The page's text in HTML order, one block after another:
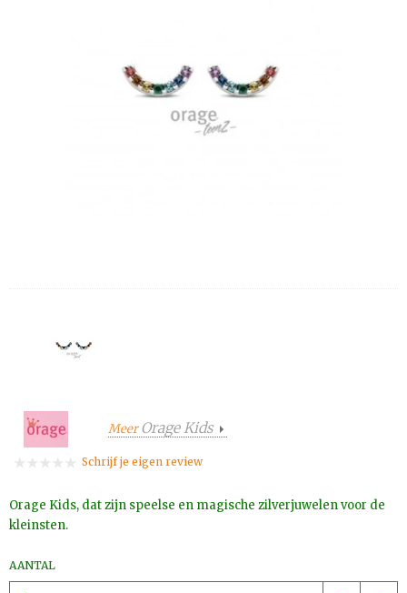
MeerOrage Kids
Schrijf je eigen review
Orage Kids, dat zijn speelse en magische zilverjuwelen voor de
kleinsten.
AANTAL